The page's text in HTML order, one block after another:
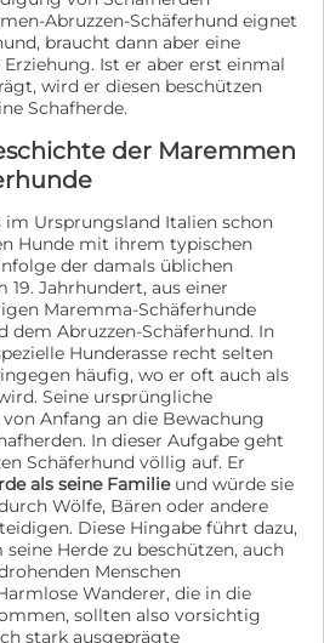
und ausgehen, ist nach
geeignet. Wichtige
sehr wichtig. Deshalb
nicht verschweigen.
Schutz- und
bisherigen Zuhause kam es
zu einem schweren
ihm bekannten Person.
ihn einen passenderen
verschweige dies bewusst
gegenüber Franzl und
übernehmen möchte.
dass Franzl ein
sein kann, die
kennen, ihr Verhalten
ein passendes Umfeld
wird ausschließlich nach
Kennenlernen
darum, möglichst schnell
wünsche mir den Menschen,
das Leben führen darf, für
Abruzzen-Schäferhund eignet
braucht dann aber eine
Ist er aber erst einmal
wird er diesen beschützen
Schafherde.
der Maremmen
im Ursprungsland Italien schon
Hunde mit ihrem typischen
der damals üblichen
Jahrhundert, aus einer
Maremma-Schäferhunde
dem Abruzzen-Schäferhund. In
Hunderasse recht selten
häufig, wo er oft auch als
Seine ursprüngliche
Anfang an die Bewachung
In dieser Aufgabe geht
Schäferhund völlig auf. Er
als seine Familieund würde sie
Wölfe, Bären oder andere
Diese Hingabe führt dazu,
Herde zu beschützen, auch
Menschen
Wanderer, die in die
sollten also vorsichtig
stark ausgeprägte